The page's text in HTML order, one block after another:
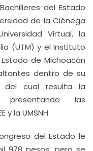
del Estado
de la Ciénega
Virtual, la
(UTM) y el Instituto
de Michoacán
dentro de su
del cual resulta la
presentando las
y la UMSNH.
del Estado le